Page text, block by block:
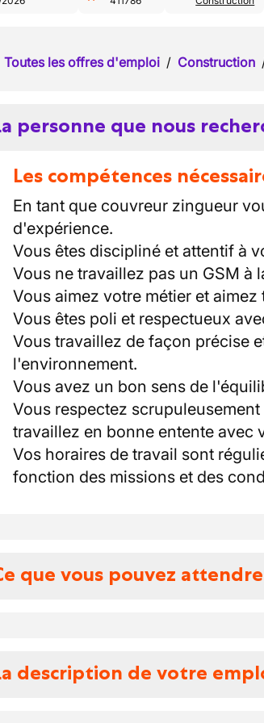
Toutes les offres d'emploi / Construction
personne que nous
Les compétences
En tant que couvreur zingueur
d'expérience.
Vous êtes discipliné et attentif à
Vous ne travaillez pas un GSM à
Vous aimez votre métier et aimez
Vous êtes poli et respectueux
Vous travaillez de façon précise
l'environnement.
Vous avez un bon sens de
Vous respectez
travaillez en bonne entente avec
Vos horaires de travail sont
fonction des missions et des
que vous pouvez attendre
est constitué de différents
description de votre